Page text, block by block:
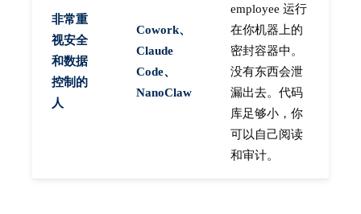
非常重
视安全
和数据
控制的
人
Cowork、
Claude
Code、
NanoClaw
employee 运行
在你机器上的
密封容器中。
没有东西会泄
漏出去。代码
库足够小，你
可以自己阅读
和审计。